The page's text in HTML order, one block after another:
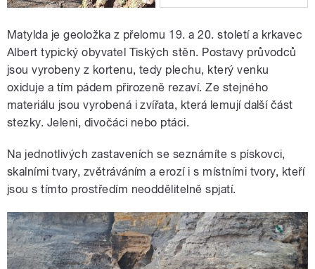
Matylda je geoložka z přelomu 19. a 20. století a krkavec
Albert typický obyvatel Tiských stěn. Postavy průvodců
jsou vyrobeny z kortenu, tedy plechu, který venku
oxiduje a tím pádem přirozeně rezaví. Ze stejného
materiálu jsou vyrobená i zvířata, která lemují další část
stezky. Jeleni, divočáci nebo ptáci.
Na jednotlivých zastaveních se seznámíte s pískovci,
skalními tvary, zvětráváním a erozí i s místními tvory, kteří
jsou s tímto prostředím neoddělitelně spjatí.